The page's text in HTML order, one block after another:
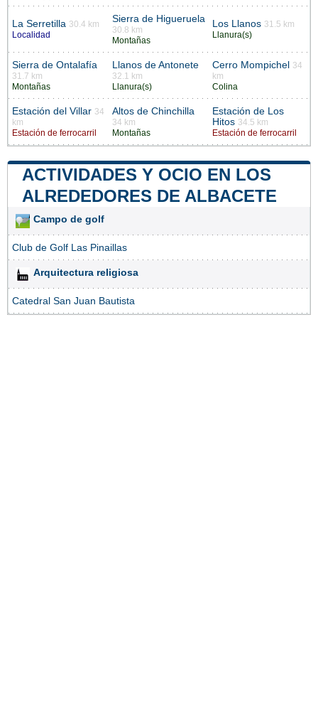
La Serretilla 30.4 km
Localidad
Sierra de Higueruela
30.8 km
Montañas
Los Llanos 31.5 km
Llanura(s)
Sierra de Ontalafía
31.7 km
Montañas
Llanos de Antonete
32.1 km
Llanura(s)
Cerro Mompichel
34
km
Colina
Estación del Villar 34
km
Estación de ferrocarril
Altos de Chinchilla
34 km
Montañas
Estación de Los
Hitos 34.5 km
Estación de ferrocarril
ACTIVIDADES Y OCIO EN LOS
ALREDEDORES DE ALBACETE
Campo de golf
Club de Golf Las Pinaillas
Arquitectura religiosa
Catedral San Juan Bautista